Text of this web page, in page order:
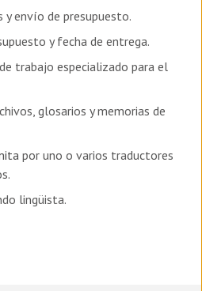
y envío de presupuesto.
y fecha de entrega.
trabajo especializado para el
glosarios y memorias de
por uno o varios traductores
lingüista.